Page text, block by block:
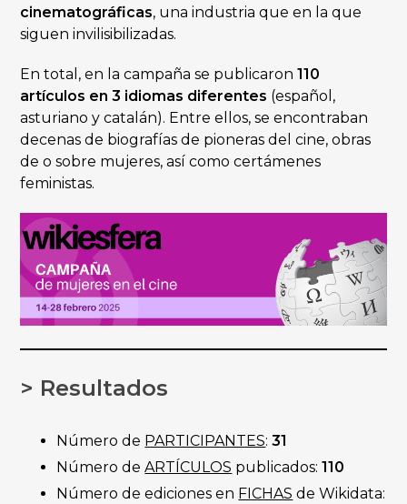
cinematográficas, una industria que en la que
siguen invilisibilizadas.
En total, en la campaña se publicaron110
artículos en 3 idiomas diferentes (español,
asturiano y catalán). Entre ellos, se encontraban
decenas de biografías de pioneras del cine, obras
de o sobre mujeres, así como certámenes
feministas.
> Resultados
Número de PARTICIPANTES:31
Número deARTÍCULOS publicados:110
Número de ediciones en FICHAS de Wikidata: